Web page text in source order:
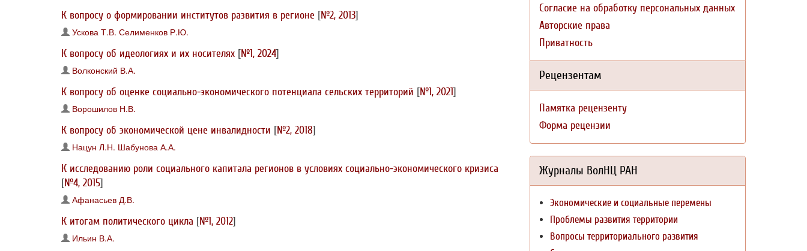
К вопросу о формировании институтов развития в регионе [№2, 2013]
Ускова Т.В. Селименков Р.Ю.
К вопросу об идеологиях и их носителях [№1, 2024]
Волконский В.А.
К вопросу об оценке социально-экономического потенциала сельских территорий [№1, 2021]
Ворошилов Н.В.
К вопросу об экономической цене инвалидности [№2, 2018]
Нацун Л.Н. Шабунова А.А.
К исследованию роли социального капитала регионов в условиях социально-экономического кризиса
[№4, 2015]
Афанасьев Д.В.
К итогам политического цикла [№1, 2012]
Ильин В.А.
Согласие на обработку персональных данных
Авторские права
Приватность
Рецензентам
Памятка рецензенту
Форма рецензии
Журналы ВолНЦ РАН
Экономические и социальные перемены
Проблемы развития территории
Вопросы территориального развития